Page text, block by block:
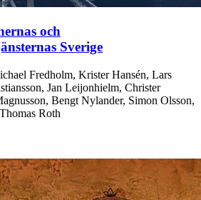
och
Sverige
Fredholm, Krister Hansén, Lars
Jan Leijonhielm, Christer
Bengt Nylander, Simon Olsson,
Roth